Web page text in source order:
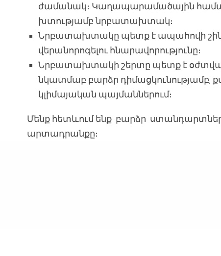
ժամանակ։ Կաղապարամածային
խտությամբ նրբատախտակ։
Նրբատախտակը պետք է ապահովի
վերանորոգելու հնարավորությունը։
Նրբատախտակի շերտը պետք է
նկատմաբ բարձր դիմացկունությամբ,
կլիմայական պայմաններում։
Մենք հետևում ենք բարձր
արտադրանքը։